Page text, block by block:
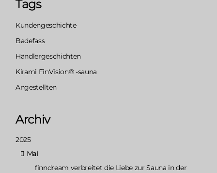
Tags
Kundengeschichte
Badefass
Händlergeschichten
Kirami FinVision® -sauna
Angestellten
Archiv
2025
Mai
finndream verbreitet die Liebe zur Sauna in der